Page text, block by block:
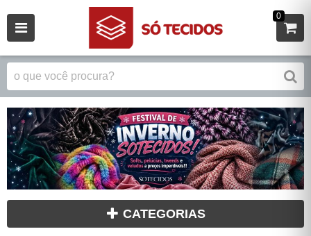
0
CATEGORIAS